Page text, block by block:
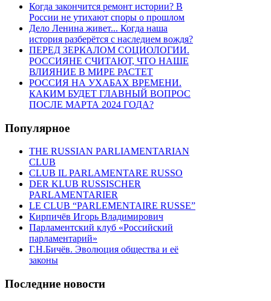
Когда закончится ремонт истории? В
России не утихают споры о прошлом
Дело Ленина живет... Когда наша
история разберётся с наследием вождя?
ПЕРЕД ЗЕРКАЛОМ СОЦИОЛОГИИ.
РОССИЯНЕ СЧИТАЮТ, ЧТО НАШЕ
ВЛИЯНИЕ В МИРЕ РАСТЕТ
РОССИЯ НА УХАБАХ ВРЕМЕНИ.
КАКИМ БУДЕТ ГЛАВНЫЙ ВОПРОС
ПОСЛЕ МАРТА 2024 ГОДА?
Популярное
THE RUSSIAN PARLIAMENTARIAN
CLUB
CLUB IL PARLAMENTARE RUSSO
DER KLUB RUSSISCHER
PARLAMENTARIER
LE CLUB “PARLEMENTAIRE RUSSE”
Кирпичёв Игорь Владимирович
Парламентский клуб «Российский
парламентарий»
Г.Н.Бичёв. Эволюция общества и её
законы
Последние новости